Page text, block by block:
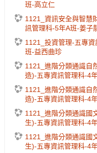
班-高立仁
1121_資訊安全與智慧
訊管理科-5年A班-姜子
1121_投資管理-五專
班-益西曲珍
1121_進階分類通識自
造)-五專資訊管理科-4
1121_進階分類通識自
造)-五專資訊管理科-4
1121_進階分類通識國
生)-五專資訊管理科-4
1121_進階分類通識國
生)-五專資訊管理科-4